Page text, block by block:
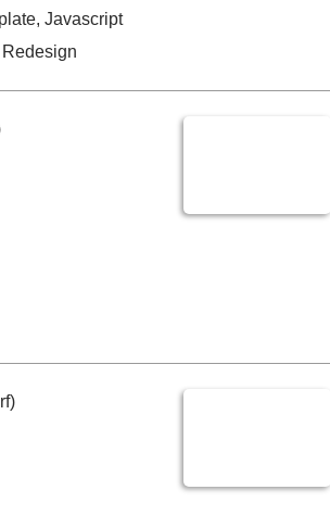
Javascript